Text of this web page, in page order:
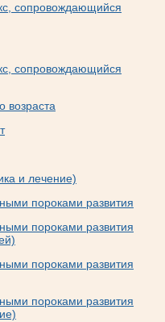
сопровождающийся
сопровождающийся
возраста
и лечение)
пороками развития
пороками развития
пороками развития
пороками развития